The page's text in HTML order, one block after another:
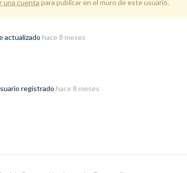
una cuenta para publicar en el muro de este usuario.
actualizado hace 8 meses
registrado hace 8 meses